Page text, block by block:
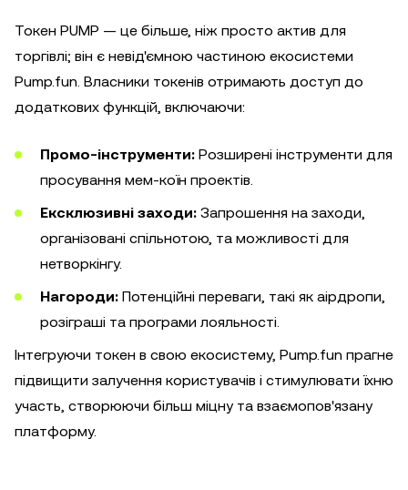
Токен PUMP — це більше, ніж просто актив для
торгівлі; він є невід'ємною частиною екосистеми
Pump.fun. Власники токенів отримають доступ до
додаткових функцій, включаючи:
Промо-інструменти: Розширені інструменти для
просування мем-коїн проектів.
Ексклюзивні заходи: Запрошення на заходи,
організовані спільнотою, та можливості для
нетворкінгу.
Нагороди: Потенційні переваги, такі як аірдропи,
розіграші та програми лояльності.
Інтегруючи токен в свою екосистему, Pump.fun прагне
підвищити залучення користувачів і стимулювати їхню
участь, створюючи більш міцну та взаємопов'язану
платформу.